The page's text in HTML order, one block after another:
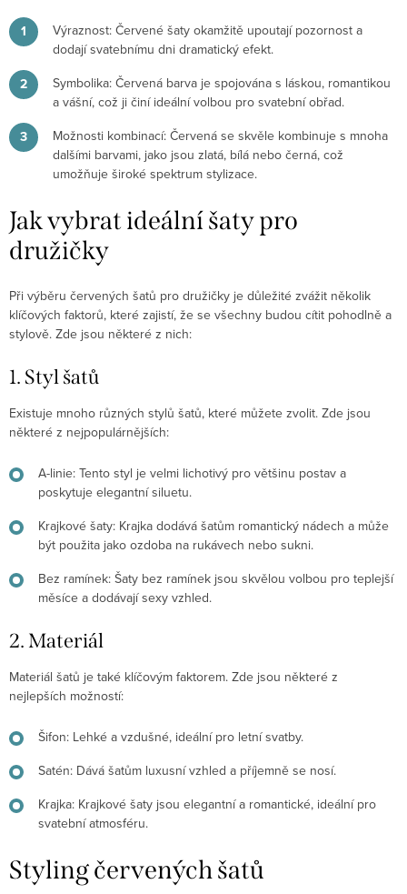
Výraznost: Červené šaty okamžitě upoutají pozornost a
dodají svatebnímu dni dramatický efekt.
Symbolika: Červená barva je spojována s láskou, romantikou
a vášní, což ji činí ideální volbou pro svatební obřad.
Možnosti kombinací: Červená se skvěle kombinuje s mnoha
dalšími barvami, jako jsou zlatá, bílá nebo černá, což
umožňuje široké spektrum stylizace.
Jak vybrat ideální šaty pro
družičky
Při výběru červených šatů pro družičky je důležité zvážit několik
klíčových faktorů, které zajistí, že se všechny budou cítit pohodlně a
stylově. Zde jsou některé z nich:
1. Styl šatů
Existuje mnoho různých stylů šatů, které můžete zvolit. Zde jsou
některé z nejpopulárnějších:
A-linie: Tento styl je velmi lichotivý pro většinu postav a
poskytuje elegantní siluetu.
Krajkové šaty: Krajka dodává šatům romantický nádech a může
být použita jako ozdoba na rukávech nebo sukni.
Bez ramínek: Šaty bez ramínek jsou skvělou volbou pro teplejší
měsíce a dodávají sexy vzhled.
2. Materiál
Materiál šatů je také klíčovým faktorem. Zde jsou některé z
nejlepších možností:
Šifon: Lehké a vzdušné, ideální pro letní svatby.
Satén: Dává šatům luxusní vzhled a příjemně se nosí.
Krajka: Krajkové šaty jsou elegantní a romantické, ideální pro
svatební atmosféru.
Styling červených šatů